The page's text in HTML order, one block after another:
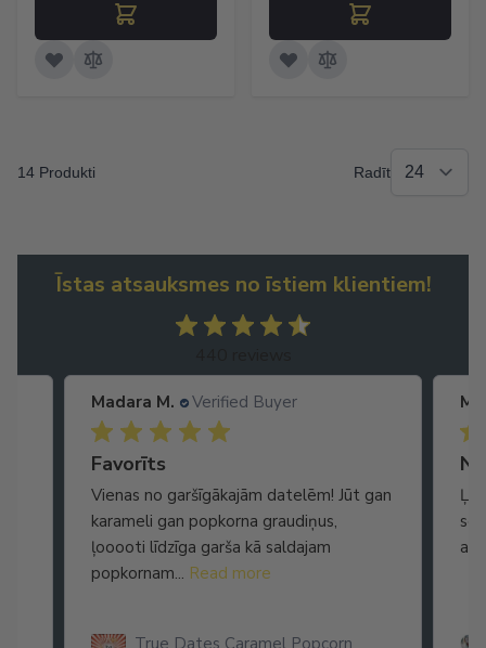
14 Produkti Radīt
Īstas atsauksmes no īstiem klientiem!
Madara M. Verified Buyer
Favorīts
Vienas no garšīgākajām datelēm! Jūt gan
karameli gan popkorna graudiņus,
ļooooti līdzīga garša kā saldajam
popkornam... Read more
arī